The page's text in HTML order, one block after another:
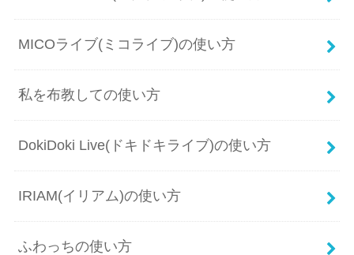
MICOライブ(ミコライブ)の使い方
私を布教しての使い方
DokiDoki Live(ドキドキライブ)の使い方
IRIAM(イリアム)の使い方
ふわっちの使い方